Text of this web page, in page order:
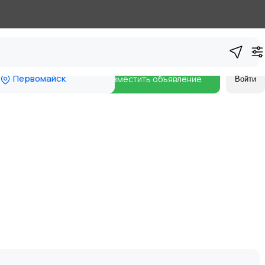
Первомайск Разместить объявление Войти